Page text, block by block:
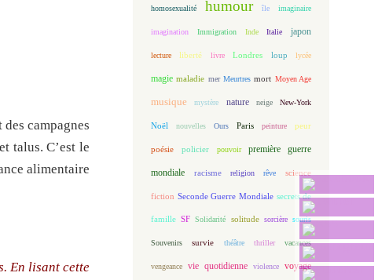
campagnes
talus. C’est le
alimentaire
En lisant cette
homosexualité humour île imaginaire
imagination Immigration Inde Italie japon
lecture liberté livre Londres loup lycée
magie maladie mer Meurtres mort Moyen Age
musique mystère nature neige New-York
Noël nouvelles Ours Paris peinture peur
poésie policier pouvoir première guerre
mondiale racisme religion rêve science
fiction Seconde Guerre Mondiale secrets de
famille SF Solidarité solitude sorcière souris
Souvenirs survie théâtre thriller vacances
vengeance vie quotidienne violence voyage